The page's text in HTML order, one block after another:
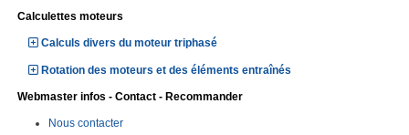
Calculettes moteurs
Calculs divers du moteur triphasé
Rotation des moteurs et des éléments entraînés
Webmaster infos - Contact - Recommander
Nous contacter